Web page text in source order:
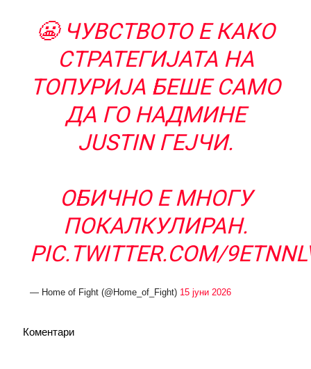
😬 ЧУВСТВОТО Е КАКО
СТРАТЕГИЈАТА НА
ТОПУРИЈА БЕШЕ САМО
ДА ГО НАДМИНЕ
JUSTIN ГЕЈЧИ.
ОБИЧНО Е МНОГУ
ПОКАЛКУЛИРАН.
PIC.TWITTER.COM/
— Home of Fight (@Home_of_Fight) 15 јуни 2026
Коментари